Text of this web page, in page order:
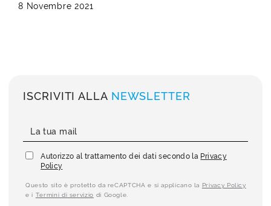
8 Novembre 2021
ISCRIVITI ALLA NEWSLETTER
Autorizzo al trattamento dei dati secondo la Privacy
Policy
Questo sito è protetto da reCAPTCHA e si applicano la Privacy Policy
e i Termini di servizio di Google.